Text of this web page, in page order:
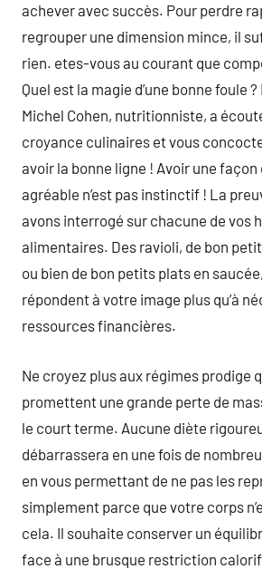
achever avec succès. Pour perdre
regrouper une dimension mince, il
rien. etes-vous au courant que
Quel est la magie d’une bonne foule
Michel Cohen, nutritionniste, a
croyance culinaires et vous
avoir la bonne ligne ! Avoir une
agréable n’est pas instinctif ! La
avons interrogé sur chacune de vos
alimentaires. Des ravioli, de bon
ou bien de bon petits plats en
répondent à votre image plus qu’à
ressources financières.
Ne croyez plus aux régimes prodige
promettent une grande perte de
le court terme. Aucune diète
débarrassera en une fois de
en vous permettant de ne pas les
simplement parce que votre corps
cela. Il souhaite conserver un
face à une brusque restriction